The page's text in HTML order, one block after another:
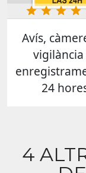
Avís,
vigilància
24
4